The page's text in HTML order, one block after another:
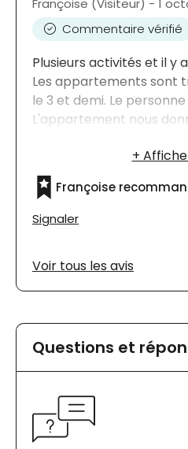
Françoise (Visiteur) - 1
Commentaire vérifié
Plusieurs activités et il y
Les appartements sont
le 3 et demi. Le
L'appartement nous
Françoise
Signaler
Voir tous les avis
Questions et